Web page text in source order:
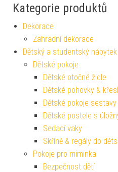
Kategorie produktů
Dekorace
Zahradní dekorace
Dětský a studentský nábytek
Dětské pokoje
Dětské otočné židle
Dětské pohovky &
Dětské pokoje sestavy
Dětské postele s
Sedací vaky
Skříně & regály do
Pokoje pro miminka
Bezpečnost dětí